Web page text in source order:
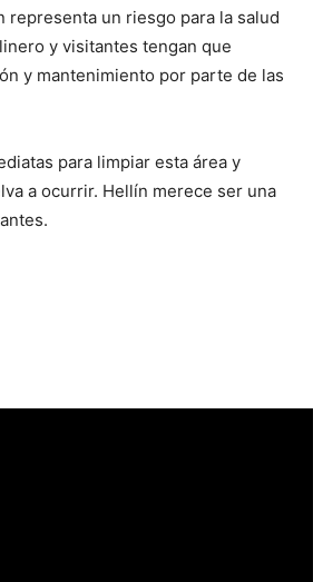
representa un riesgo para la salud
y visitantes tengan que
y mantenimiento por parte de las
para limpiar esta área y
a ocurrir. Hellín merece ser una